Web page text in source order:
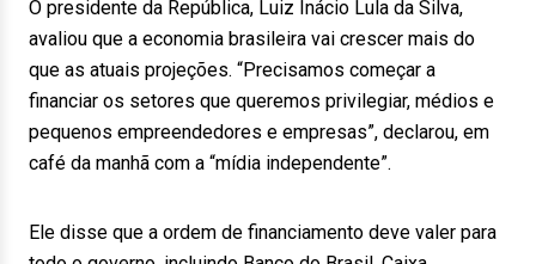
O presidente da República, Luiz Inácio Lula da Silva,
avaliou que a economia brasileira vai crescer mais do
que as atuais projeções. “Precisamos começar a
financiar os setores que queremos privilegiar, médios e
pequenos empreendedores e empresas”, declarou, em
café da manhã com a “mídia independente”.
Ele disse que a ordem de financiamento deve valer para